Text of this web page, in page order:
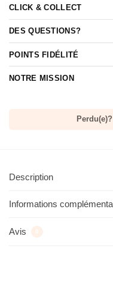
CLICK & COLLECT
DES QUESTIONS?
POINTS FIDÉLITÉ
NOTRE MISSION
Description
Informations
Avis 0